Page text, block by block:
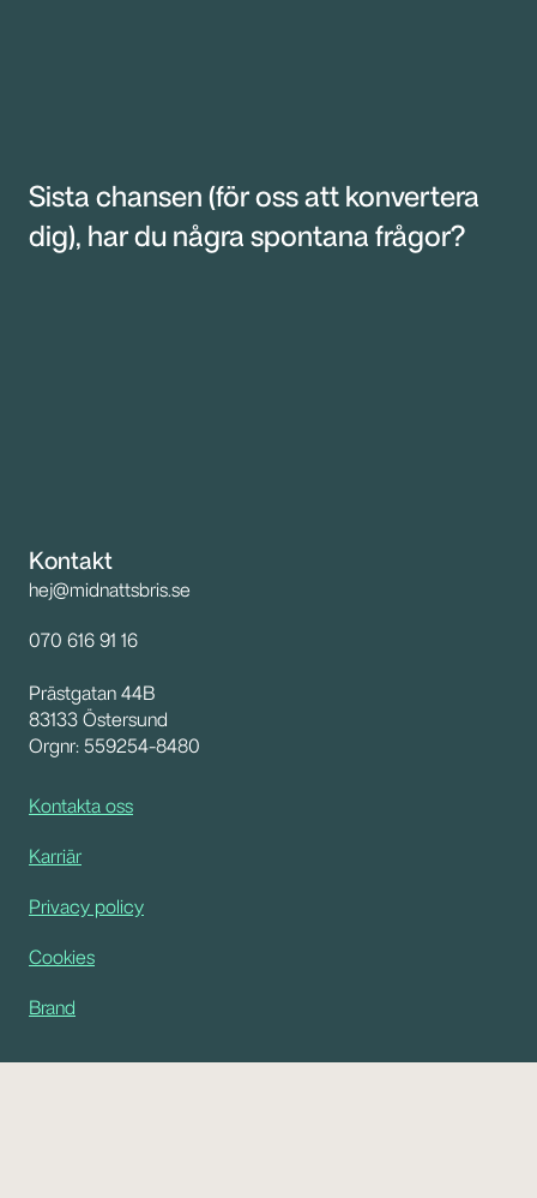
Sista chansen (för oss att konvertera
dig), har du några spontana frågor?
Kontakt
hej@midnattsbris.se
070 616 91 16
Prästgatan 44B
83133 Östersund
Orgnr: 559254-8480
Kontakta oss
Karriär
Privacy policy
Cookies
Brand